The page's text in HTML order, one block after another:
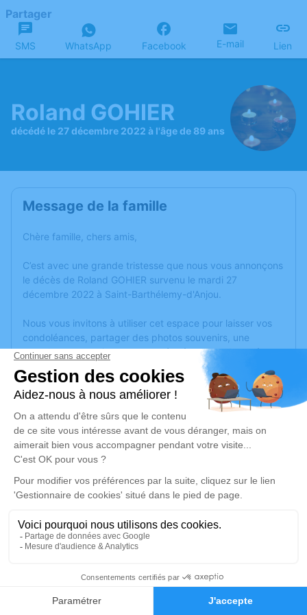
Faire-part Hommages
Partager
SMS WhatsApp Facebook E-mail Lien
Roland GOHIER
décédé le 27 décembre 2022 à l'âge de 89 ans
Message de la famille
Chère famille, chers amis,
C’est avec une grande tristesse que nous vous annonçons
le décès de Roland GOHIER survenu le mardi 27
décembre 2022 à Saint-Barthélemy-d'Anjou.
Nous vous invitons à utiliser cet espace pour laisser vos
condoléances, partager des photos souvenirs, une
anecdote ou exprimer vos pensées à travers des poèmes
ou des textes. Cet endroit est un lieu d'expression dédié à
honorer la mémoire de Roland GOHIER.
Un service de plantation d’arbre hommage estdisponible
mardi 03 janvier 2023 à 14h30
Église Sainte Marie de Belle Beille d'Angers
3 rue Eugénie Mansion